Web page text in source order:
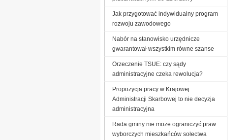
Jak przygotować indywidualny program
rozwoju zawodowego
Nabór na stanowisko urzędnicze
gwarantował wszystkim równe szanse
Orzeczenie TSUE: czy sądy
administracyjne czeka rewolucja?
Propozycja pracy w Krajowej
Administracji Skarbowej to nie decyzja
administracyjna
Rada gminy nie może ograniczyć praw
wyborczych mieszkańców sołectwa